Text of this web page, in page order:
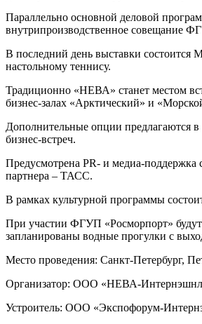
Параллельно основной деловой
внутрипроизводственное совещание
В последний день выставки состоится
настольному теннису.
Традиционно «НЕВА» станет местом
бизнес-залах «Арктический» и
Дополнительные опции предлагаются
бизнес-встреч.
Предусмотрена PR- и медиа-поддержка
партнера – ТАСС.
В рамках культурной программы
При участии ФГУП «Росморпорт»
запланированы водные прогулки с
Место проведения: Санкт-Петербург,
Организатор: ООО «НЕВА-
Устроитель: ООО «Экспофорум-